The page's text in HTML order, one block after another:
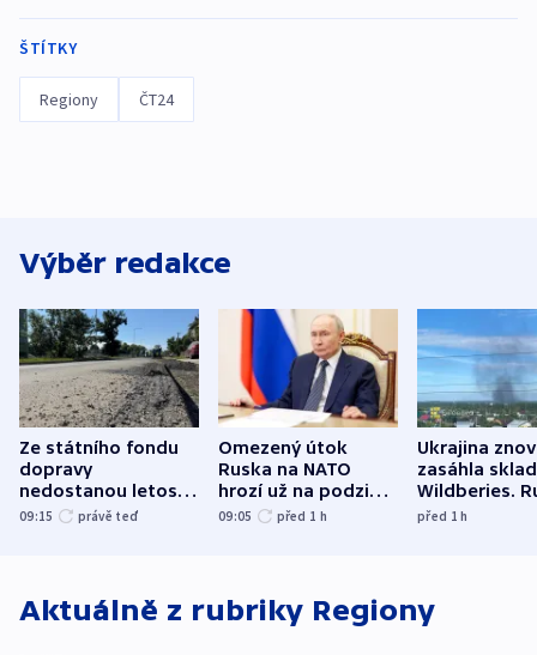
ŠTÍTKY
Regiony ČT24
Výběr redakce
Ze státního fondu
dopravy
nedostanou letos
kraje na silnice ani
09:15 právě teď
Omezený útok
Ruska na NATO
hrozí už na podzim,
varují tajné služby
09:05 před 1 h
Ukrajina
zasáhla
Wildberies.
útočili v
před 1h
Aktuálně z rubriky Regiony